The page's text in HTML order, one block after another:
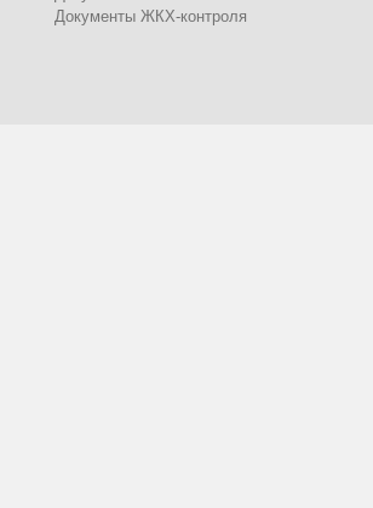
Документы ЖКХ-контроля